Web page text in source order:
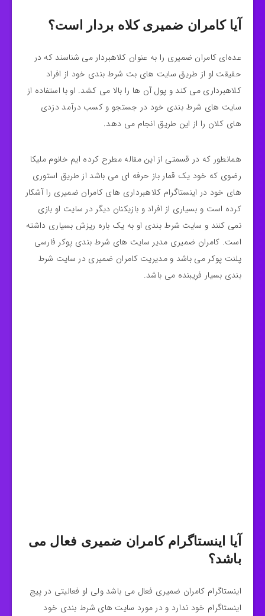
آیا کامران ضمیری کلاه بردار است؟
عده‌ای کامران ضمیری را به عنوان کلاهبردار می‌ شناسند که در
حقیقت او از طریق سایت‌ های بت شرط بندی خود از افراد
کلاهبرداری می‌ کند و پول آن ها را بالا می کشد. او با استفاده از
سایت‌ های شرط‌ بندی خود در جستجو و کسب درآمد دزدی
های کلان را از این طریق انجام می دهد.
همانطور که در قسمتی از این مقاله مطرح کرده ایم خانوم ملیکا
رضوی که خود یک قمار باز حرفه ای می باشد از طریق استوری
های خود در اینستاگرام کلاهبرداری های کامران ضمیری را آشکار
کرده است و بسیاری از افراد و بازیکنان دیگر در سایت او بازی
نمی کنند و سایت شرط بندی او به یک باره ریزش بسیاری داشته
است. کامران ضمیری مدیر سایت های شرط بندی پوکر فارسی
پلنت پوکر می باشد و مدیریت کامران ضمیری در سایت شرط
بندی بسیار فریبنده می باشد.
آیا اینستاگرام کامران ضمیری فعال می
باشد؟
اینستاگرام کامران ضمیری فعال می باشد ولی او فعالیتی در پیج
اینستاگرام خود ندارد و در مورد سایت‌ های شرط‌ بندی خود